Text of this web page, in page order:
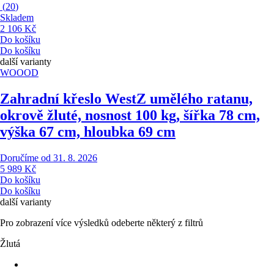
(20)
Skladem
2 106 Kč
Do košíku
Do košíku
další varianty
WOOOD
Zahradní křeslo WestZ umělého ratanu,
okrově žluté, nosnost 100 kg, šířka 78 cm,
výška 67 cm, hloubka 69 cm
Doručíme od 31. 8. 2026
5 989 Kč
Do košíku
Do košíku
další varianty
Pro zobrazení více výsledků odeberte některý z filtrů
Žlutá